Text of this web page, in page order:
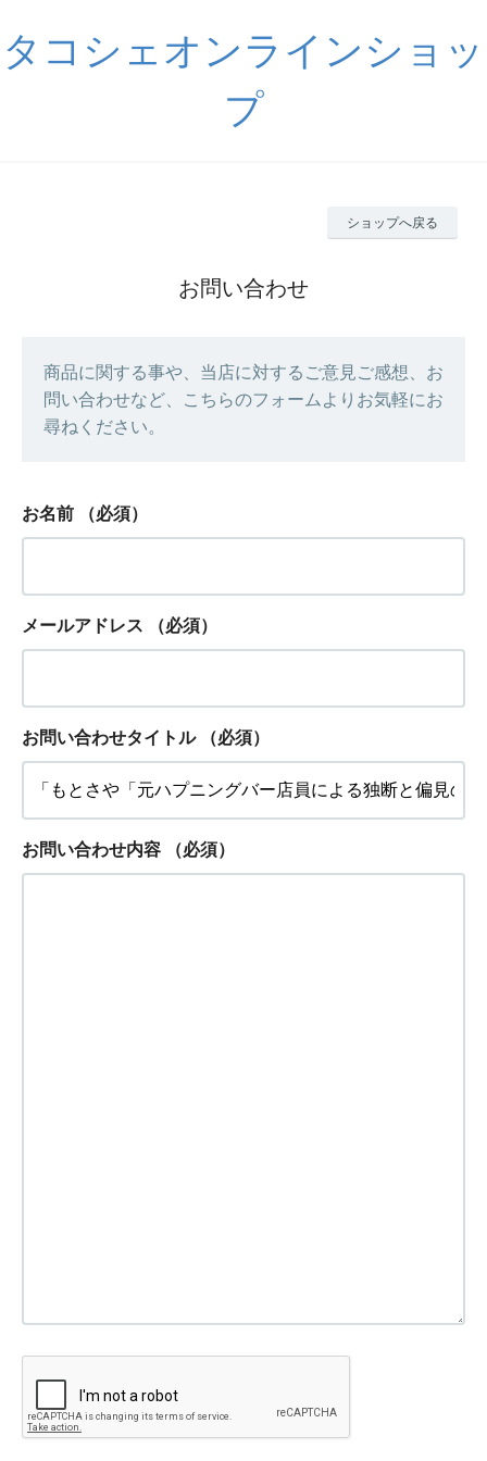
タコシェオンラインショッ
プ
ショップへ戻る
お問い合わせ
商品に関する事や、当店に対するご意見ご感想、お
問い合わせなど、こちらのフォームよりお気軽にお
尋ねください。
お名前 （必須）
メールアドレス （必須）
お問い合わせタイトル （必須）
お問い合わせ内容 （必須）